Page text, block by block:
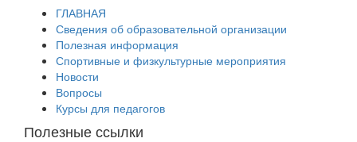
ГЛАВНАЯ
Сведения об образовательной организации
Полезная информация
Спортивные и физкультурные мероприятия
Новости
Вопросы
Курсы для педагогов
Полезные ссылки